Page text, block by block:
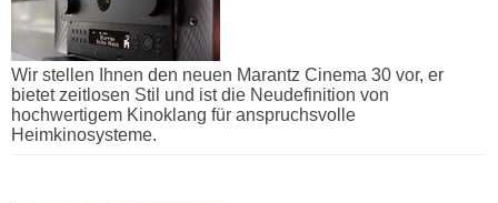
Wir stellen Ihnen den neuen Marantz Cinema 30 vor, er
bietet zeitlosen Stil und ist die Neudefinition von
hochwertigem Kinoklang für anspruchsvolle
Heimkinosysteme.